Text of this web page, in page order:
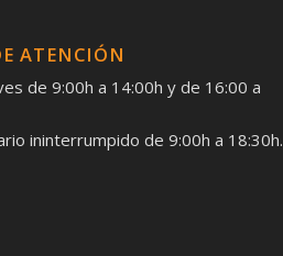
ATENCIÓN
de 9:00h a 14:00h y de 16:00 a
ininterrumpido de 9:00h a 18:30h.